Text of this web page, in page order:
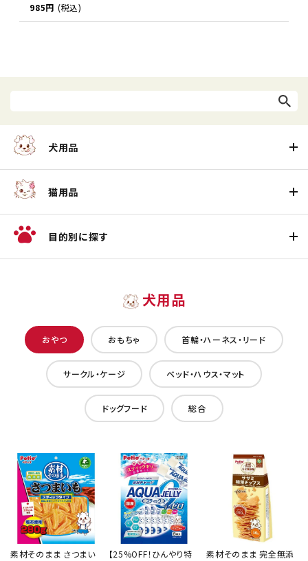
985円 (税込)
犬用品
猫用品
目的別に探す
犬用品
おやつ おもちゃ 首輪・ハーネス・リード
サークル・ケージ ベッド・ハウス・マット
ドッグフード 総合
素材そのまま さつまい
【25%OFF！ひんやり特
素材そのまま 完全無添